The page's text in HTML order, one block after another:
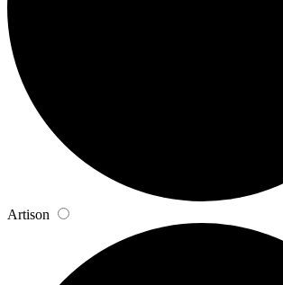
Artison